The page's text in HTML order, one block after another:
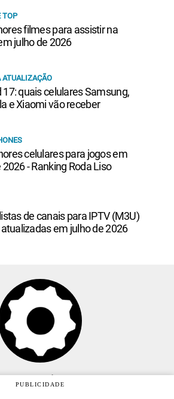
TOP
filmes para assistir na
julho de 2026
ATUALIZAÇÃO
17: quais celulares Samsung,
e Xiaomi vão receber
celulares para jogos em
2026 - Ranking Roda Liso
de canais para IPTV (M3U)
em julho de 2026
Anuncie
PUBLICIDADE